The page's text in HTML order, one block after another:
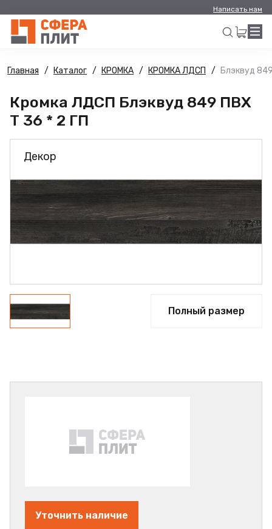
Написать нам
Искать
Главная Каталог КРОМКА КРОМКА ЛДСП Блэквуд
Кромка ЛДСП Блэквуд 849 ПВХ
Т 36 * 2 ГП
Декор
Полный размер
Уточнить наличие